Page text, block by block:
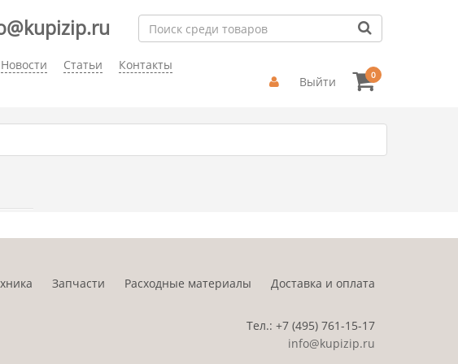
Новости Статьи Контакты
Выйти 0
Запчасти Расходные материалы Доставка и оплата
Тел.: +7 (495) 761-15-17
info@kupizip.ru